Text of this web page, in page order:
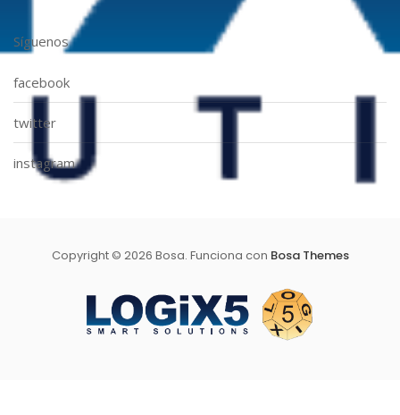
Síguenos
facebook
twitter
instagram
Copyright © 2026 Bosa. Funciona con Bosa Themes